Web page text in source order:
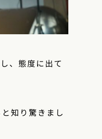
、態度に出て
知り驚きまし